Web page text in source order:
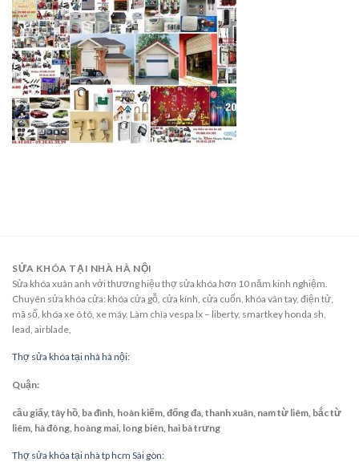
SỬA KHÓA TẠI NHÀ HÀ NỘI
Sửa khóa xuân anh với thương hiệu thợ sửa khóa hơn 10 năm kinh nghiệm.
Chuyên sửa khóa cửa: khóa cửa gỗ, cửa kính, cửa cuốn, khóa vân tay, điện tử,
mã số, khóa xe ô tô, xe máy. Làm chìa vespa lx – liberty, smartkey honda sh,
lead, airblade,
Thợ sửa khóa tại nhà hà nội:
Quận:
cầu giấy, tây hồ, ba đình, hoàn kiếm, đống đa, thanh xuân, nam từ liêm, bắc từ
liêm, hà đông, hoàng mai, long biên, hai bà trưng
Thợ sửa khóa tại nhà tp hcm Sài gòn: